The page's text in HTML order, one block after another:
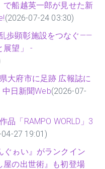
で船越英一郎が見せた新
(2026-07-24 03:30)
歩顕彰施設をつなぐ——
展望」 -
大府市に足跡 広報誌に
日新聞Web(2026-07-
品「RAMPO WORLD」3
27 19:01)
ぐゎい』がランクイン
屋の出世術』も初登場